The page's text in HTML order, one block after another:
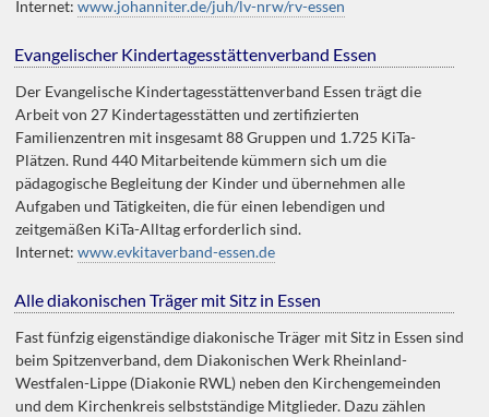
Internet:www.johanniter.de/juh/lv-nrw/rv-essen
Evangelischer Kindertagesstättenverband Essen
Der Evangelische Kindertagesstättenverband Essen trägt die
Arbeit von 27 Kindertagesstätten und zertifizierten
Familienzentren mit insgesamt 88 Gruppen und 1.725 KiTa-
Plätzen. Rund 440 Mitarbeitende kümmern sich um die
pädagogische Begleitung der Kinder und übernehmen alle
Aufgaben und Tätigkeiten, die für einen lebendigen und
zeitgemäßen KiTa-Alltag erforderlich sind.
Internet:www.evkitaverband-essen.de
Alle diakonischen Träger mit Sitz in Essen
Fast fünfzig eigenständige diakonische Träger mit Sitz in Essen sind
beim Spitzenverband, dem Diakonischen Werk Rheinland-
Westfalen-Lippe (Diakonie RWL) neben den Kirchengemeinden
und dem Kirchenkreis selbstständige Mitglieder. Dazu zählen